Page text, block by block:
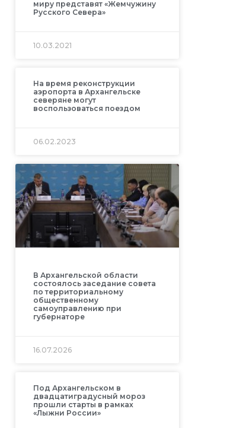
миру представят «Жемчужину
Русского Севера»
10.03.2021
На время реконструкции
аэропорта в Архангельске
северяне могут
воспользоваться поездом
06.02.2023
В Архангельской области
состоялось заседание совета
по территориальному
общественному
самоуправлению при
губернаторе
16.07.2026
Под Архангельском в
двадцатиградусный мороз
прошли старты в рамках
«Лыжни России»